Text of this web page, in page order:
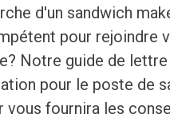
d'un sandwich
pour rejoindre
Notre guide de lettre
pour le poste de
vous fournira les